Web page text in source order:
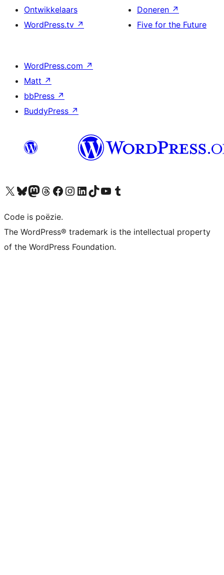
Ontwikkelaars
WordPress.tv ↗
Doneren ↗
Five for the Future
WordPress.com ↗
Matt ↗
bbPress ↗
BuddyPress ↗
Bezoek ons X (voorheen Twitter) account
Bezoek ons Bluesky account
Bezoek ons Mastodon account
Bezoek ons Threads account
Onze Facebook pagina bezoeken
Bezoek ons Instagram account
Bezoek ons LinkedIn account
Bezoek ons TikTok account
Bezoek ons YouTube kanaalBezoek ons Tumblr account
Code is poëzie.
The WordPress® trademark is the intellectual property
of the WordPress Foundation.